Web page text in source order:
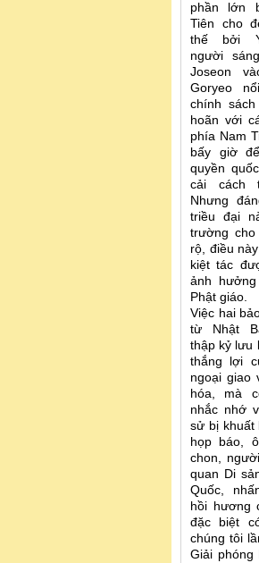
phần lớn
Tiên cho
thế bởi
người
Joseon
Goryeo
chính
hoãn với
phía Nam
bấy giờ
quyền
cải cách
Nhưng
triều đại
trường
rộ, điều
kiệt tác
ảnh
Phật giáo.
Việc hai
từ Nhật
thập kỷ lưu
thắng lợi
ngoại giao
hóa, mà
nhắc nhớ
sử bị khuất
họp báo,
chon,
quan Di
Quốc,
hồi hương
đặc biệt
chúng tôi
Giải phóng